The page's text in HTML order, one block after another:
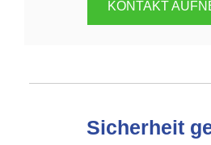
KONTAKT
Sicherheit